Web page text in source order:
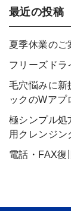
最近の投稿
夏季休業のご
フリーズドラ
毛穴悩みに新
ックのWアプ
極シンプル処
用クレンジン
電話・FAX復